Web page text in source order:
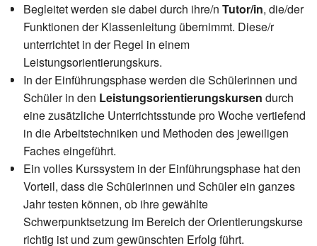
Begleitet werden sie dabei durch ihre/n Tutor/in, die/der
Funktionen der Klassenleitung übernimmt. Diese/r
unterrichtet in der Regel in einem
Leistungsorientierungskurs.
In der Einführungsphase werden die Schülerinnen und
Schüler in den Leistungsorientierungskursen durch
eine zusätzliche Unterrichtsstunde pro Woche vertiefend
in die Arbeitstechniken und Methoden des jeweiligen
Faches eingeführt.
Ein volles Kurssystem in der Einführungsphase hat den
Vorteil, dass die Schülerinnen und Schüler ein ganzes
Jahr testen können, ob ihre gewählte
Schwerpunktsetzung im Bereich der Orientierungskurse
richtig ist und zum gewünschten Erfolg führt.